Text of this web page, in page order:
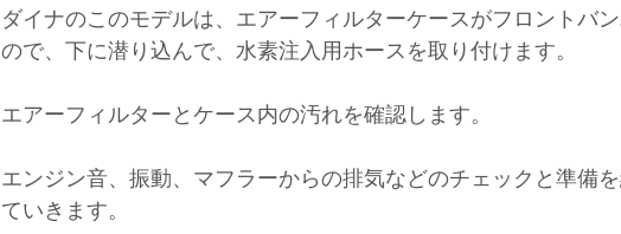
ダイナのこのモデルは、エアーフィルターケースがフロントバ
ので、下に潜り込んで、水素注入用ホースを取り付けます。
エアーフィルターとケース内の汚れを確認します。
エンジン音、振動、マフラーからの排気などのチェックと準備
ていきます。